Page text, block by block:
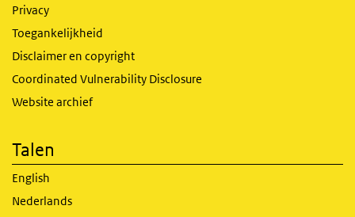
Privacy
Toegankelijkheid
Disclaimer en copyright
Coordinated Vulnerability Disclosure
Website archief
Talen
English
Nederlands